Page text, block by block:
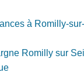
à Romilly-
Romilly sur